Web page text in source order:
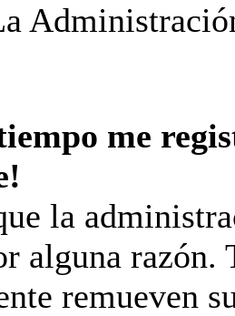
me
la
alguna razón.
remueven